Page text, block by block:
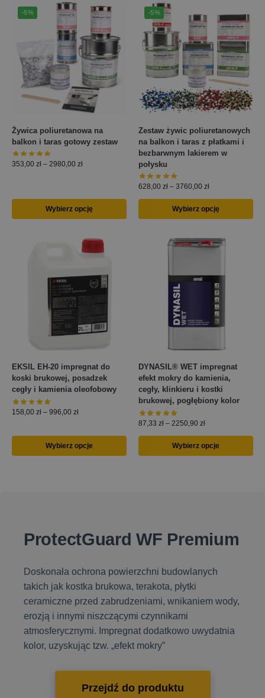
-5%
Żywica poliuretanowa na
balkon i taras gotowy zestaw
353,00 zł – 2980,00 zł
Wybierz opcję
-5%
Zestaw żywic poliuretanowych
na balkon i taras z płatkami i
bezbarwnym lakierem w
połysku
628,00 zł – 3760,00 zł
Wybierz opcję
EKSIL EH-20 impregnat do
koski brukowej, posadzek
cegły i kamienia oleofobowy
158,00 zł – 996,00 zł
Wybierz opcje
DYNASIL® WET impregnat
efekt mokry do kamienia,
cegły, klinkieru i kostki
brukowej, pogłębiony kolor
87,33 zł – 2250,90 zł
Wybierz opcje
ProtectGuard WF Premium
Doskonała ochrona powierzchni budowlanych
takich jak kostka brukowa, terakota, płytki
ceramiczne przed zabrudzeniami, wnikaniem wody,
erozją i innymi niszczącymi czynnikami
atmosferycznymi. Impregnat dodatkowo uwydatnia
kolor, uzyskując tzw. „efekt mokry”
Przejdź do produktu